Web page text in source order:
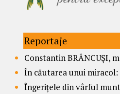
Reportaje
Constantin BRÂNCUȘI,
În căutarea unui
Îngerițele din vârful